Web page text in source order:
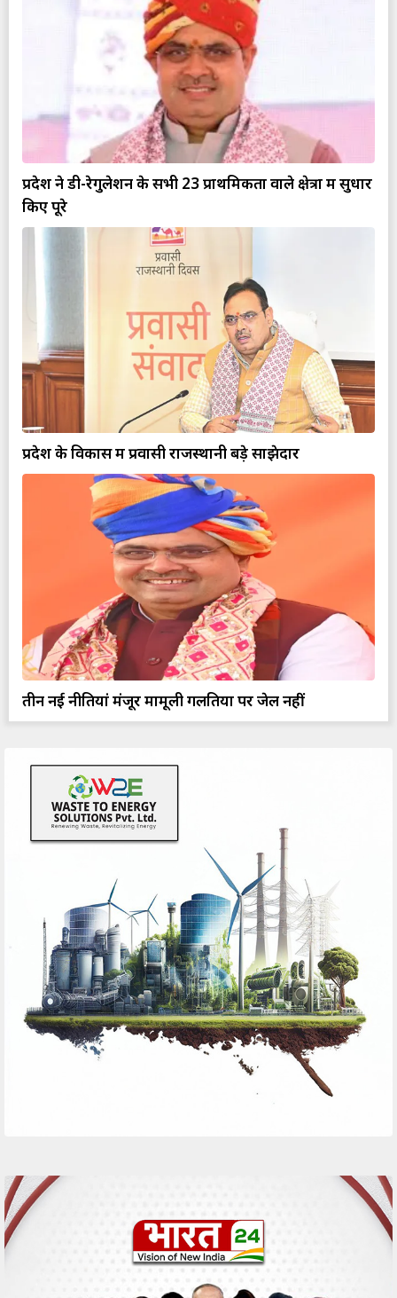
प्रदेश ने डी-रेगुलेशन के सभी 23 प्राथमिकता वाले क्षेत्रों में सुधार
किए पूरे
प्रदेश के विकास में प्रवासी राजस्थानी बड़े साझेदार
तीन नई नीतियां मंजूर मामूली गलतियों पर जेल नहीं